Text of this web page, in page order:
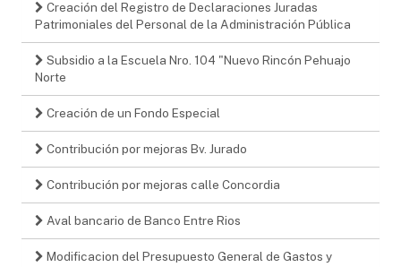
Creación del Registro de Declaraciones Juradas
Patrimoniales del Personal de la Administración Pública
Subsidio a la Escuela Nro. 104 "Nuevo Rincón Pehuajo
Norte
Creación de un Fondo Especial
Contribución por mejoras Bv. Jurado
Contribución por mejoras calle Concordia
Aval bancario de Banco Entre Rios
Modificacion del Presupuesto General de Gastos y